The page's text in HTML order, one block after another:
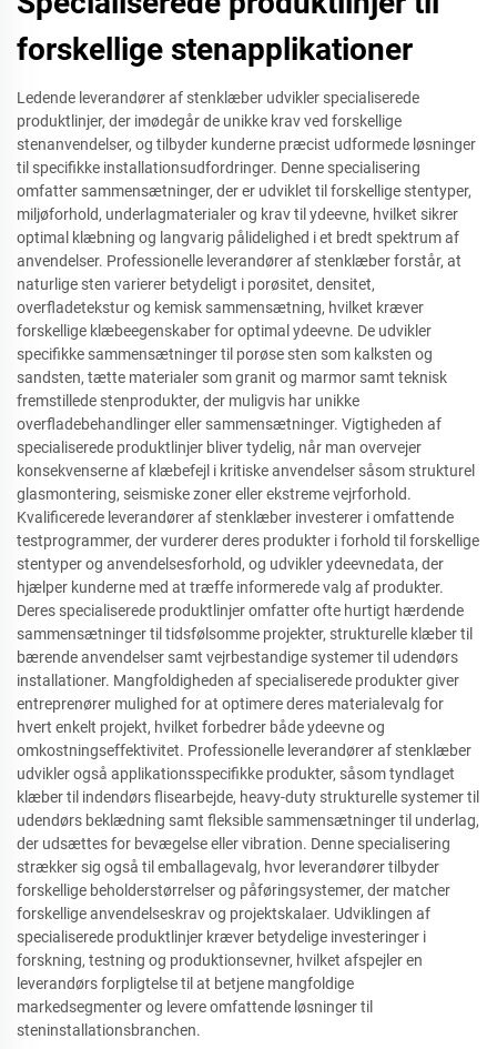
forskellige stenapplikationer
Ledende leverandører af stenklæber udvikler specialiserede
produktlinjer, der imødegår de unikke krav ved forskellige
stenanvendelser, og tilbyder kunderne præcist udformede løsninger
til specifikke installationsudfordringer. Denne specialisering
omfatter sammensætninger, der er udviklet til forskellige stentyper,
miljøforhold, underlagmaterialer og krav til ydeevne, hvilket sikrer
optimal klæbning og langvarig pålidelighed i et bredt spektrum af
anvendelser. Professionelle leverandører af stenklæber forstår, at
naturlige sten varierer betydeligt i porøsitet, densitet,
overfladetekstur og kemisk sammensætning, hvilket kræver
forskellige klæbeegenskaber for optimal ydeevne. De udvikler
specifikke sammensætninger til porøse sten som kalksten og
sandsten, tætte materialer som granit og marmor samt teknisk
fremstillede stenprodukter, der muligvis har unikke
overfladebehandlinger eller sammensætninger. Vigtigheden af
specialiserede produktlinjer bliver tydelig, når man overvejer
konsekvenserne af klæbefejl i kritiske anvendelser såsom strukturel
glasmontering, seismiske zoner eller ekstreme vejrforhold.
Kvalificerede leverandører af stenklæber investerer i omfattende
testprogrammer, der vurderer deres produkter i forhold til forskellige
stentyper og anvendelsesforhold, og udvikler ydeevnedata, der
hjælper kunderne med at træffe informerede valg af produkter.
Deres specialiserede produktlinjer omfatter ofte hurtigt hærdende
sammensætninger til tidsfølsomme projekter, strukturelle klæber til
bærende anvendelser samt vejrbestandige systemer til udendørs
installationer. Mangfoldigheden af specialiserede produkter giver
entreprenører mulighed for at optimere deres materialevalg for
hvert enkelt projekt, hvilket forbedrer både ydeevne og
omkostningseffektivitet. Professionelle leverandører af stenklæber
udvikler også applikationsspecifikke produkter, såsom tyndlaget
klæber til indendørs flisearbejde, heavy-duty strukturelle systemer til
udendørs beklædning samt fleksible sammensætninger til underlag,
der udsættes for bevægelse eller vibration. Denne specialisering
strækker sig også til emballagevalg, hvor leverandører tilbyder
forskellige beholderstørrelser og påføringsystemer, der matcher
forskellige anvendelseskrav og projektskalaer. Udviklingen af
specialiserede produktlinjer kræver betydelige investeringer i
forskning, testning og produktionsevner, hvilket afspejler en
leverandørs forpligtelse til at betjene mangfoldige
markedsegmenter og levere omfattende løsninger til
steninstallationsbranchen.